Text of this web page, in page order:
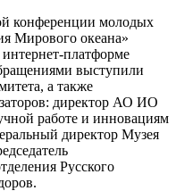
конференции молодых
Мирового океана»
платформе
выступили
а также
директор АО ИО
работе и инновациям
директор Музея
Русского